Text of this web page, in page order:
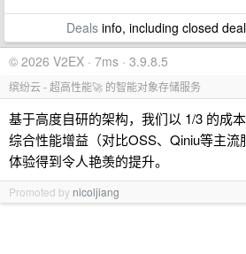
Dealsinfo, including closed
© 2026 V2EX · 7ms · 3.9.8.5
缤纷云 - 超高性能🚀 的智能对象存储服务
基于高度自研的架构，我们以 1/3 的成
综合性能增益（对比OSS、Qiniu等主流
体验得到令人艳羡的提升。
Promoted by nicoljiang